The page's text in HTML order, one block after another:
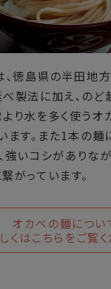
、徳島県の半田地
製法に加え、のど
り水を多く使うオ
ます。また1本の
強いコシがありな
がっています。
オカベの麺につい
くはこちらをご覧